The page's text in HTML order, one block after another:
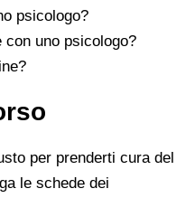
psicologo?
con uno psicologo?
per prenderti cura del
le schede dei